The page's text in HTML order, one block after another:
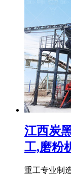
江西炭
工,磨粉
重工专业制